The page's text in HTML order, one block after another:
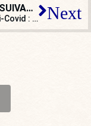
ARTICLE SUIVANT
Vaccin anti-Covid : puisqu’on vous répète qu’il n’est pas obligatoire ! Next